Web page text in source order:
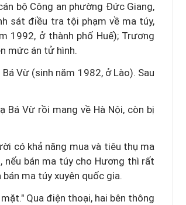
bộ Công an phường Đức Giang,
sát điều tra tội phạm về ma túy,
1992, ở thành phố Huế); Trương
mức án tử hình.
Vừ (sinh năm 1982, ở Lào). Sau
Bá Vừ rồi mang về Hà Nội, còn bị
có khả năng mua và tiêu thụ ma
nếu bán ma túy cho Hương thì rất
ma túy xuyên quốc gia.
Qua điện thoại, hai bên thông